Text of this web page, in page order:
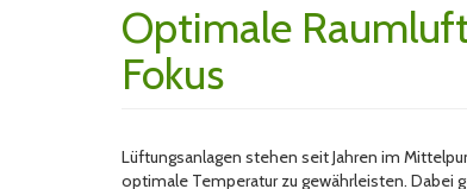
Optimale
Fokus
Lüftungsanlagen stehen seit Jahren im
optimale Temperatur zu gewährleisten. Dabei